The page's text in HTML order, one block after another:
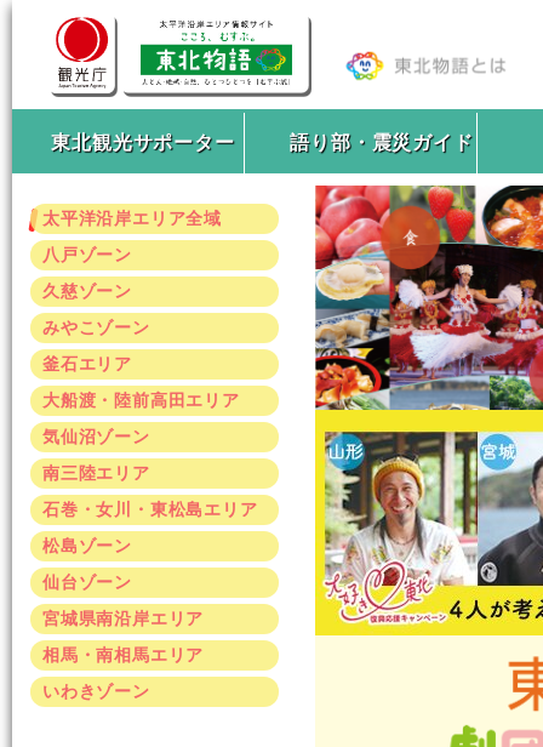
東北観光サポーター 語り部・震災ガイド
太平洋沿岸エリア全域
八戸ゾーン
久慈ゾーン
みやこゾーン
釜石エリア
大船渡・陸前高田エリア
気仙沼ゾーン
南三陸エリア
石巻・女川・東松島エリア
松島ゾーン
仙台ゾーン
宮城県南沿岸エリア
相馬・南相馬エリア
いわきゾーン